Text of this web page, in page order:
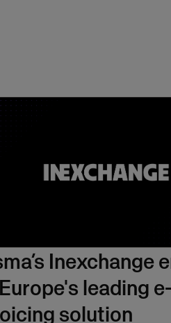
Inexchange
leading e-
solution